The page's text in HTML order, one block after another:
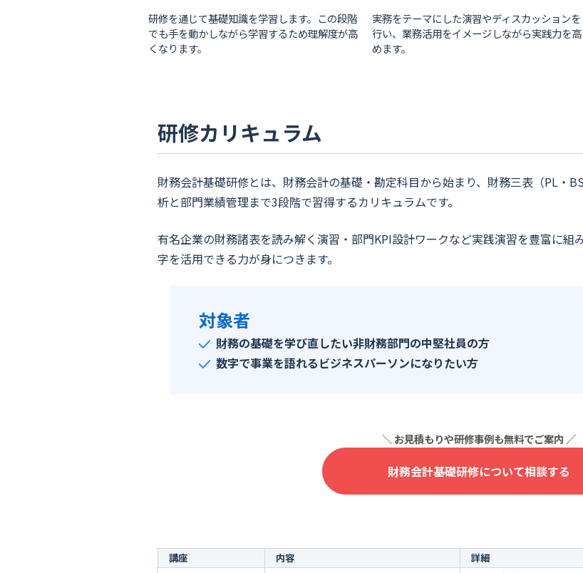
研修を通じて基礎知識を学習します。この段階
でも手を動かしながら学習するため理解度が高
くなります。
実務をテーマにした演習やディスカッションを
行い、業務活用をイメージしながら実践力を高
めます。
研修カリキュラム
財務会計基礎研修とは、財務会計の基礎・勘定科目から始まり、財務三表（PL・
析と部門業績管理まで3段階で習得するカリキュラムです。
有名企業の財務諸表を読み解く演習・部門KPI設計ワークなど実践演習を豊富に組
字を活用できる力が身につきます。
対象者
財務の基礎を学び直したい非財務部門の中堅社員の方
数字で事業を語れるビジネスパーソンになりたい方
財務会計基礎研修について相談する
講座 内容
詳細